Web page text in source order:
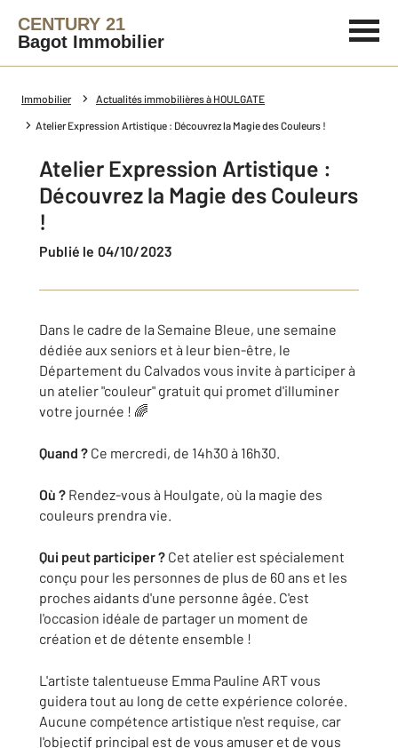
CENTURY 21
Bagot Immobilier
Immobilier Actualités immobilières à HOULGATE
Atelier Expression Artistique : Découvrez la Magie des Couleurs !
Atelier Expression Artistique :
Découvrez la Magie des Couleurs
!
Publié le 04/10/2023
Dans le cadre de la Semaine Bleue, une semaine
dédiée aux seniors et à leur bien-être, le
Département du Calvados vous invite à participer à
un atelier "couleur" gratuit qui promet d'illuminer
votre journée ! 🌈
Quand ? Ce mercredi, de 14h30 à 16h30.
Où ? Rendez-vous à Houlgate, où la magie des
couleurs prendra vie.
Qui peut participer ? Cet atelier est spécialement
conçu pour les personnes de plus de 60 ans et les
proches aidants d'une personne âgée. C'est
l'occasion idéale de partager un moment de
création et de détente ensemble !
L'artiste talentueuse Emma Pauline ART vous
guidera tout au long de cette expérience colorée.
Aucune compétence artistique n'est requise, car
l'objectif principal est de vous amuser et de vous